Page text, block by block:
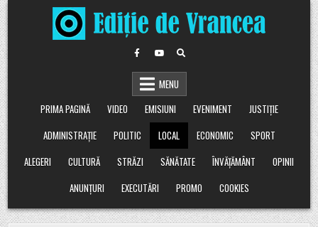
Skip
to
content
MENU
PRIMA PAGINĂ
VIDEO EMISIUNI EVENIMENT
JUSTIȚIE
ADMINISTRAȚIE
POLITIC LOCAL ECONOMIC
SPORT
ALEGERI
CULTURĂ STRĂZI SĂNĂTATE ÎNVĂȚĂMÂNT
OPINII
ANUNȚURI
EXECUTĂRI PROMO COOKIES